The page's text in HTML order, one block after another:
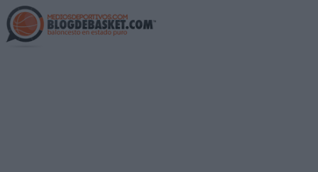
Skip
to
main